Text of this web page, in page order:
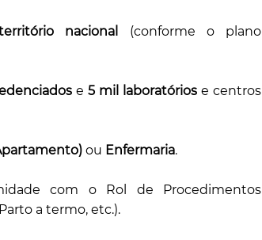
nacional
(conforme o plano
e5 mil laboratórios e centros
ou Enfermaria.
com o Rol de Procedimentos
a termo, etc.).